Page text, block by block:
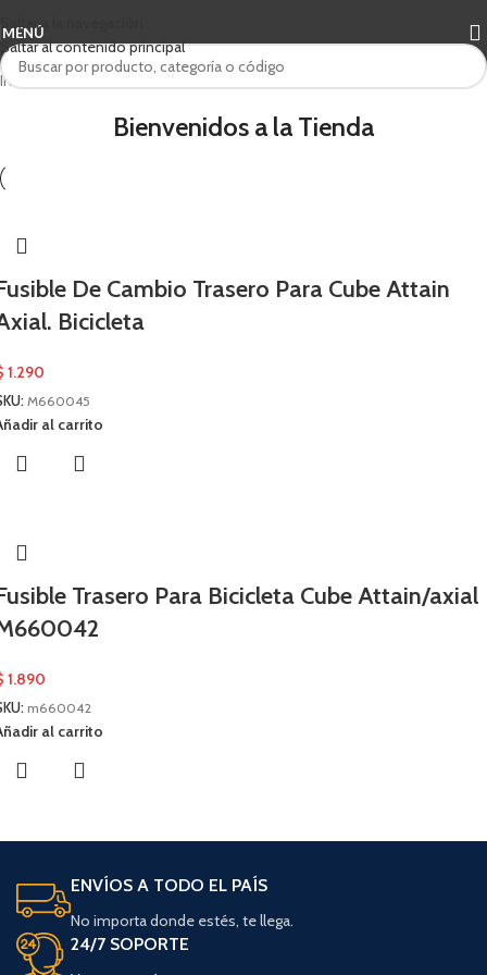
Saltar a la navegación
Saltar al contenido principal
MENÚ
Inicio Cube
Bienvenidos a la Tienda
De Cambio Trasero Para Cube Attain
Bicicleta
1.290
M660045
al carrito
Trasero Para Bicicleta Cube Attain/axial
1.890
m660042
al carrito
ENVÍOS A TODO EL PAÍS
No importa donde estés, te llega.
24/7 SOPORTE